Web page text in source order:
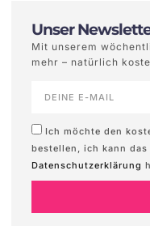
Unser
Mit unserem
mehr – natürlich
Ich möchte den
bestellen, ich kann
Datenschutzerklärung